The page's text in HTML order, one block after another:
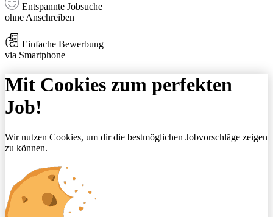
Entspannte Jobsuche
ohne Anschreiben
Einfache Bewerbung
via Smartphone
Mit Cookies zum perfekten
Job!
Wir nutzen Cookies, um dir die bestmöglichen Jobvorschläge zeigen
zu können.